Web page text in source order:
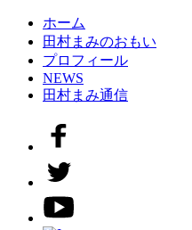
ホーム
田村まみのおもい
プロフィール
NEWS
田村まみ通信